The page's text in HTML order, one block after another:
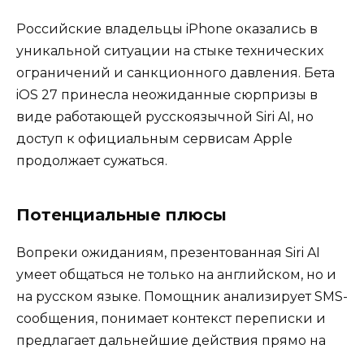
Российские владельцы iPhone оказались в
уникальной ситуации на стыке технических
ограничений и санкционного давления. Бета
iOS 27 принесла неожиданные сюрпризы в
виде работающей русскоязычной Siri AI, но
доступ к официальным сервисам Apple
продолжает сужаться.
Потенциальные плюсы
Вопреки ожиданиям, презентованная Siri AI
умеет общаться не только на английском, но и
на русском языке. Помощник анализирует SMS-
сообщения, понимает контекст переписки и
предлагает дальнейшие действия прямо на